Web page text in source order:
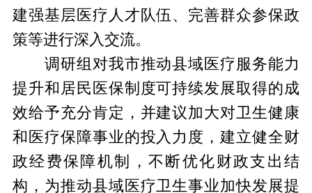
建强基层医疗人才队伍、完善群众参保政
策等进行深入交流。
调研组对我市推动县域医疗服务能力
提升和居民医保制度可持续发展取得的成
效给予充分肯定，并建议加大对卫生健康
和医疗保障事业的投入力度，建立健全财
政经费保障机制，不断优化财政支出结
构，为推动县域医疗卫生事业加快发展提